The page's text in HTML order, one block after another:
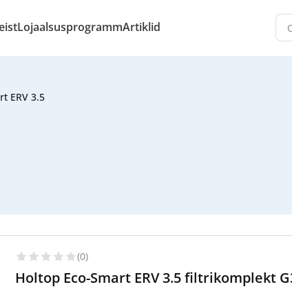
LojaalsusprogrammArtiklid
ERV 3.5
(0)
Holtop Eco-Smart ERV 3.5 filtrikomplekt